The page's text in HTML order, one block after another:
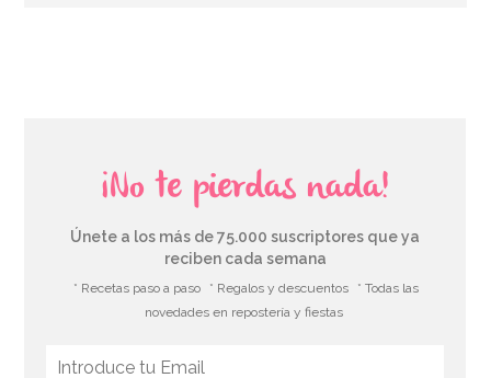
¡No te pierdas nada!
Únete a los más de 75.000 suscriptores que ya
reciben cada semana
* Recetas paso a paso * Regalos y descuentos
* Todas las
novedades en repostería y fiestas